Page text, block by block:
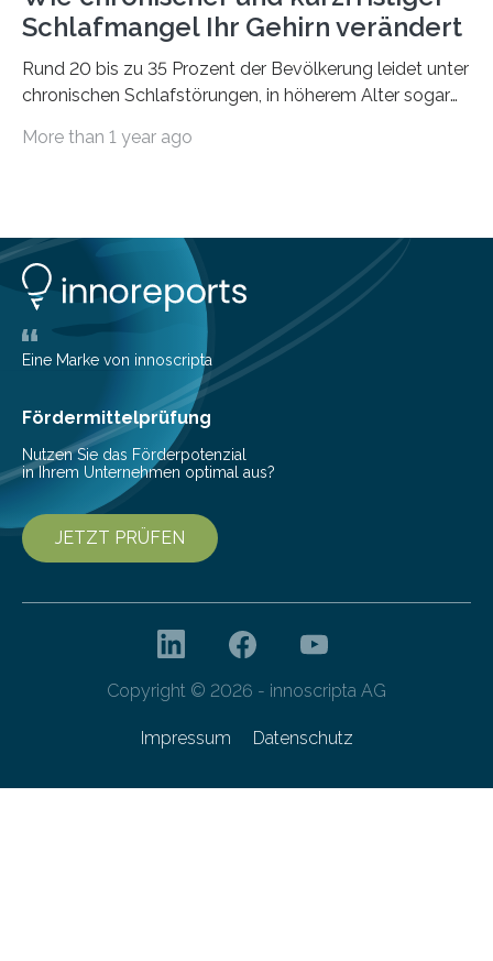
Schlafmangel Ihr Gehirn verändert
Rund 20 bis zu 35 Prozent der Bevölkerung leidet unter
chronischen Schlafstörungen, in höherem Alter sogar
Erwachsene kennt zudem ein kurzfristiges Schlafdefizit:
Forscher:innen konnten in einer aktuellen Metastudie
zeigen, dass sich die jeweils beteiligten Gehirnregionen
deutlich unterscheiden. Die Ergebnisse der Studie
wurden im Fachmagazin JAMA Psychiatry
veröffentlicht. „Schlechter…
More than 1 year ago
Eine Marke von innoscripta
Fördermittelprüfung
Nutzen Sie das Förderpotenzial
in Ihrem Unternehmen optimal aus?
JETZT PRÜFEN
Copyright © 2026 - innoscripta AG
Impressum Datenschutz